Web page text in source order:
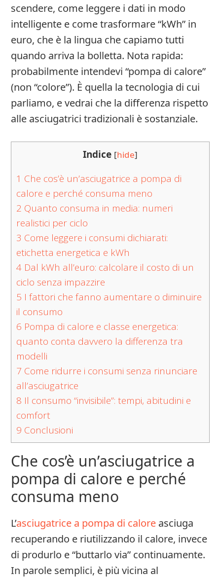
scendere, come leggere i dati in modo
intelligente e come trasformare “kWh” in
euro, che è la lingua che capiamo tutti
quando arriva la bolletta. Nota rapida:
probabilmente intendevi “pompa di calore”
(non “colore”). È quella la tecnologia di cui
parliamo, e vedrai che la differenza rispetto
alle asciugatrici tradizionali è sostanziale.
Indice [hide]
1 Che cos’è un’asciugatrice a pompa di
calore e perché consuma meno
2 Quanto consuma in media: numeri
realistici per ciclo
3 Come leggere i consumi dichiarati:
etichetta energetica e kWh
4 Dal kWh all’euro: calcolare il costo di un
ciclo senza impazzire
5 I fattori che fanno aumentare o diminuire
il consumo
6 Pompa di calore e classe energetica:
quanto conta davvero la differenza tra
modelli
7 Come ridurre i consumi senza rinunciare
all’asciugatrice
8 Il consumo “invisibile”: tempi, abitudini e
comfort
9 Conclusioni
Che cos’è un’asciugatrice a
pompa di calore e perché
consuma meno
L’asciugatrice a pompa di calore asciuga
recuperando e riutilizzando il calore, invece
di produrlo e “buttarlo via” continuamente.
In parole semplici, è più vicina al